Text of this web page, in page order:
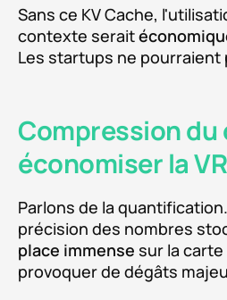
Sans ce KV Cache,
contexte serait
Les startups ne pourraient
Compression du
économiser la
Parlons de la
précision des nombres
place immense sur la
provoquer de dégâts